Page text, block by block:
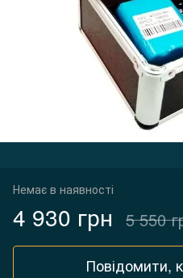
Немає в наявності
4 930 грн 5 550
Повідомити,